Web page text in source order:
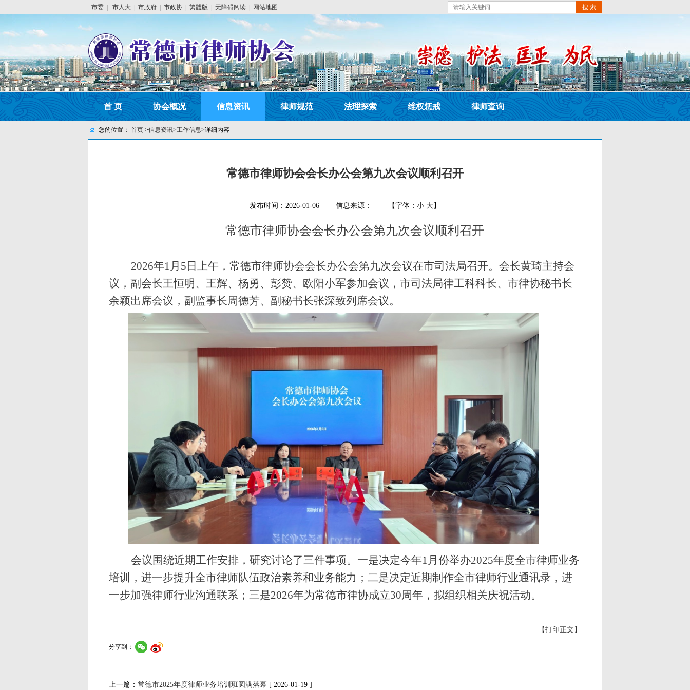
市委 市人大 市政府 市政协 繁體版 无障碍阅读 网站地图 搜 索
首 页 协会概况 信息资讯 律师规范 法理探索 维权惩戒 律师查询
您的位置： 首页 >信息资讯>工作信息>详细内容
常德市律师协会会长办公会第九次会议顺利召开
发布时间：2026-01-06 信息来源： 【字体： 小 大】
常德市律师协会会长办公会第九次会议顺利召开
2026年1月5日上午，常德市律师协会会长办公会第九次会议在市司法局召开。会长黄琦主持会
议，副会长王恒明、王辉、杨勇、彭赞、欧阳小军参加会议，市司法局律工科科长、市律协秘书长
余颖出席会议，副监事长周德芳、副秘书长张深致列席会议。
会议围绕近期工作安排，研究讨论了三件事项。一是决定今年1月份举办2025年度全市律师业务
培训，进一步提升全市律师队伍政治素养和业务能力；二是决定近期制作全市律师行业通讯录，进
一步加强律师行业沟通联系；三是2026年为常德市律协成立30周年，拟组织相关庆祝活动。
【打印正文】
分享到：
上一篇： 常德市2025年度律师业务培训班圆满落幕 [ 2026-01-19 ]